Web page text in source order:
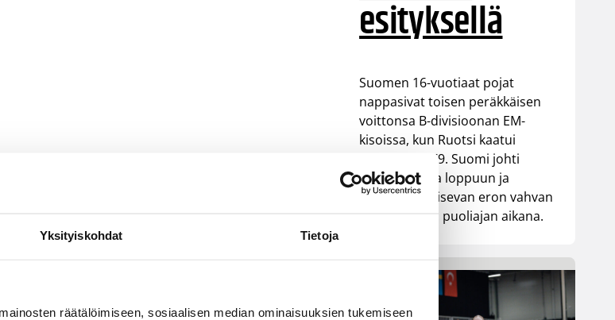
Yksityiskohdat Tietoja
räätälöimiseen, sosiaalisen median ominaisuuksien tukemiseen
esityksellä
Suomen 16-vuotiaat pojat
nappasivat toisen peräkkäisen
voittonsa B-divisioonan EM-
kisoissa, kun Ruotsi kaatui
lukemin 98–79. Suomi johti
ottelua alusta loppuun ja
rakensi ratkaisevan eron vahvan
ensimmäisen puoliajan aikana.